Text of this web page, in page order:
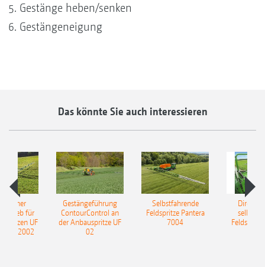
Gestänge heben/senken
Gestängeneigung
Das könnte Sie auch interessieren
für
UF
UF 2002
Gestängeführung
ContourControl an
der Anbauspritze UF
02
Selbstfahrende
Feldspritze Pantera
7004